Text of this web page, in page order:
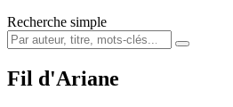
Recherche simple
Fil d'Ariane